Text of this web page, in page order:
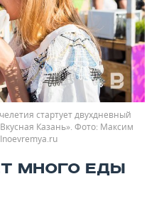
стартует двухдневный
Казань».
Максим
МНОГО ЕДЫ